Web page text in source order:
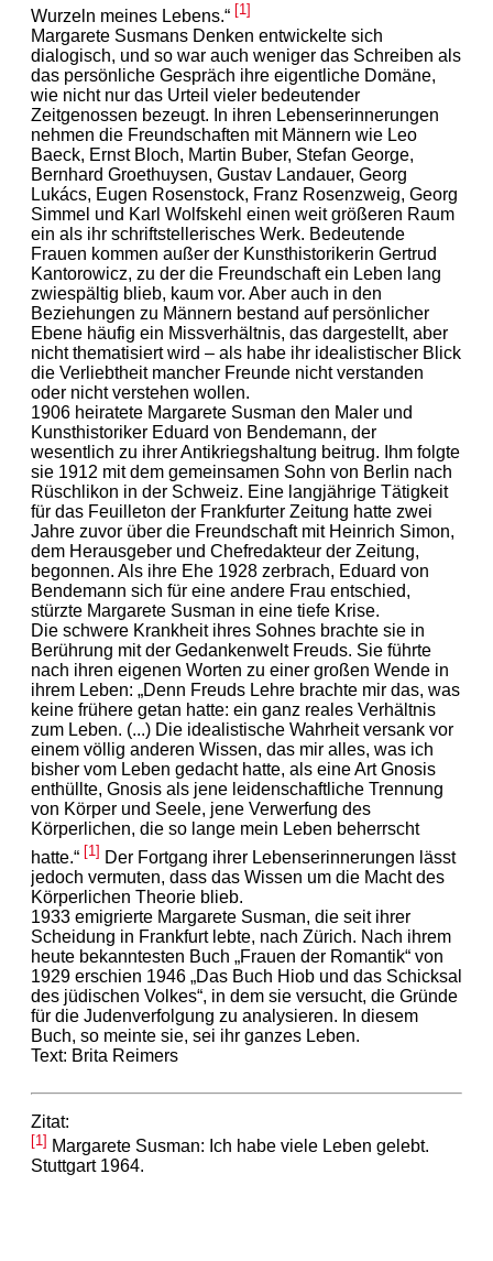
Wurzeln meines Lebens.“ [1]
Margarete Susmans Denken entwickelte sich
dialogisch, und so war auch weniger das Schreiben als
das persönliche Gespräch ihre eigentliche Domäne,
wie nicht nur das Urteil vieler bedeutender
Zeitgenossen bezeugt. In ihren Lebenserinnerungen
nehmen die Freundschaften mit Männern wie Leo
Baeck, Ernst Bloch, Martin Buber, Stefan George,
Bernhard Groethuysen, Gustav Landauer, Georg
Lukács, Eugen Rosenstock, Franz Rosenzweig, Georg
Simmel und Karl Wolfskehl einen weit größeren Raum
ein als ihr schriftstellerisches Werk. Bedeutende
Frauen kommen außer der Kunsthistorikerin Gertrud
Kantorowicz, zu der die Freundschaft ein Leben lang
zwiespältig blieb, kaum vor. Aber auch in den
Beziehungen zu Männern bestand auf persönlicher
Ebene häufig ein Missverhältnis, das dargestellt, aber
nicht thematisiert wird – als habe ihr idealistischer Blick
die Verliebtheit mancher Freunde nicht verstanden
oder nicht verstehen wollen.
1906 heiratete Margarete Susman den Maler und
Kunsthistoriker Eduard von Bendemann, der
wesentlich zu ihrer Antikriegshaltung beitrug. Ihm folgte
sie 1912 mit dem gemeinsamen Sohn von Berlin nach
Rüschlikon in der Schweiz. Eine langjährige Tätigkeit
für das Feuilleton der Frankfurter Zeitung hatte zwei
Jahre zuvor über die Freundschaft mit Heinrich Simon,
dem Herausgeber und Chefredakteur der Zeitung,
begonnen. Als ihre Ehe 1928 zerbrach, Eduard von
Bendemann sich für eine andere Frau entschied,
stürzte Margarete Susman in eine tiefe Krise.
Die schwere Krankheit ihres Sohnes brachte sie in
Berührung mit der Gedankenwelt Freuds. Sie führte
nach ihren eigenen Worten zu einer großen Wende in
ihrem Leben: „Denn Freuds Lehre brachte mir das, was
keine frühere getan hatte: ein ganz reales Verhältnis
zum Leben. (...) Die idealistische Wahrheit versank vor
einem völlig anderen Wissen, das mir alles, was ich
bisher vom Leben gedacht hatte, als eine Art Gnosis
enthüllte, Gnosis als jene leidenschaftliche Trennung
von Körper und Seele, jene Verwerfung des
Körperlichen, die so lange mein Leben beherrscht
hatte.“ [1] Der Fortgang ihrer Lebenserinnerungen lässt
jedoch vermuten, dass das Wissen um die Macht des
Körperlichen Theorie blieb.
1933 emigrierte Margarete Susman, die seit ihrer
Scheidung in Frankfurt lebte, nach Zürich. Nach ihrem
heute bekanntesten Buch „Frauen der Romantik“ von
1929 erschien 1946 „Das Buch Hiob und das Schicksal
des jüdischen Volkes“, in dem sie versucht, die Gründe
für die Judenverfolgung zu analysieren. In diesem
Buch, so meinte sie, sei ihr ganzes Leben.
Text: Brita Reimers
Zitat:
[1] Margarete Susman: Ich habe viele Leben gelebt.
Stuttgart 1964.